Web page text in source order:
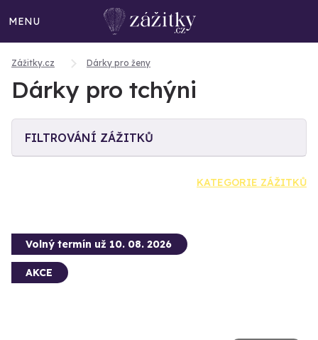
MENU
Zážitky.cz Dárky pro ženy
Dárky pro tchýni
FILTROVÁNÍ ZÁŽITKŮ
KATEGORIE ZÁŽITKŮ
Volný termín už 10. 08. 2026
AKCE